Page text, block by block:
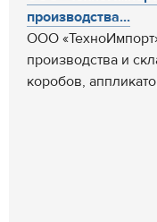
производства...
ООО
производства и
коробов,